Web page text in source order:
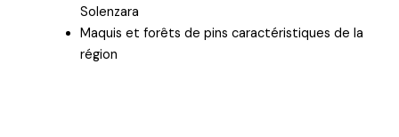
Solenzara
Maquis et forêts de pins caractéristiques de la
région